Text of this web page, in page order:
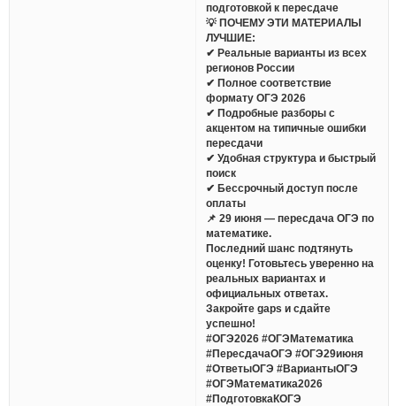
подготовкой к пересдаче
💡 ПОЧЕМУ ЭТИ МАТЕРИАЛЫ
ЛУЧШИЕ:
✔ Реальные варианты из всех
регионов России
✔ Полное соответствие
формату ОГЭ 2026
✔ Подробные разборы с
акцентом на типичные ошибки
пересдачи
✔ Удобная структура и быстрый
поиск
✔ Бессрочный доступ после
оплаты
📌 29 июня — пересдача ОГЭ по
математике.
Последний шанс подтянуть
оценку! Готовьтесь уверенно на
реальных вариантах и
официальных ответах.
Закройте gaps и сдайте
успешно!
#ОГЭ2026 #ОГЭМатематика
#ПересдачаОГЭ #ОГЭ29июня
#ОтветыОГЭ #ВариантыОГЭ
#ОГЭМатематика2026
#ПодготовкаКОГЭ